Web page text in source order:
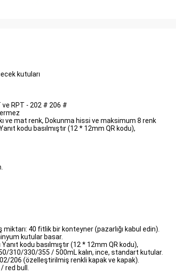
kutuları
RPT - 202 # 206 #
ve mat renk, Dokunma hissi ve maksimum 8 renk
kodu basılmıştır (12 * 12mm QR kodu),
miktarı: 40 fitlik bir konteyner (pazarlığı kabul edin).
kutular basar.
Yanıt kodu basılmıştır (12 * 12mm QR kodu),
310/330/355 / 500mL kalın, ince, standart kutular.
206 (özelleştirilmiş renkli kapak ve kapak).
red bull.